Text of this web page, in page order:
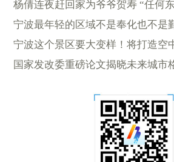
宁波最年轻的区域不是奉化也不是